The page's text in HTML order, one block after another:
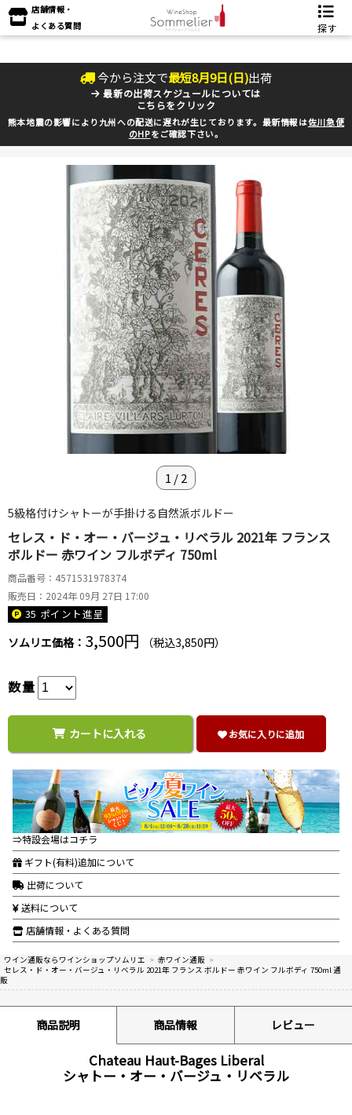
店舗情報・
よくある質問
探す
今から注文で最短8月9日(日)出荷
最新の出荷スケジュールについては
こちらをクリック
熊本地震の影響により九州への配送に遅れが生じております。最新情報は佐川急便
のHPをご確認下さい。
1 /2
5級格付けシャトーが手掛ける自然派ボルドー
セレス・ド・オー・バージュ・リベラル 2021年 フランス
ボルドー 赤ワイン フルボディ 750ml
商品番号：4571531978374
販売日：2024年 09月 27日 17:00
35 ポイント進呈
ソムリエ価格： 3,500円 （税込3,850円）
数量
カートに入れる お気に入りに追加
⇒特設会場はコチラ
ギフト(有料)追加について
出荷について
送料について
店舗情報・よくある質問
ワイン通販ならワインショップソムリエ > 赤ワイン通販 >
セレス・ド・オー・バージュ・リベラル 2021年 フランス ボルドー 赤ワイン フルボディ 750ml 通
販
商品説明 商品情報 レビュー
Chateau Haut-Bages Liberal
シャトー・オー・バージュ・リベラル